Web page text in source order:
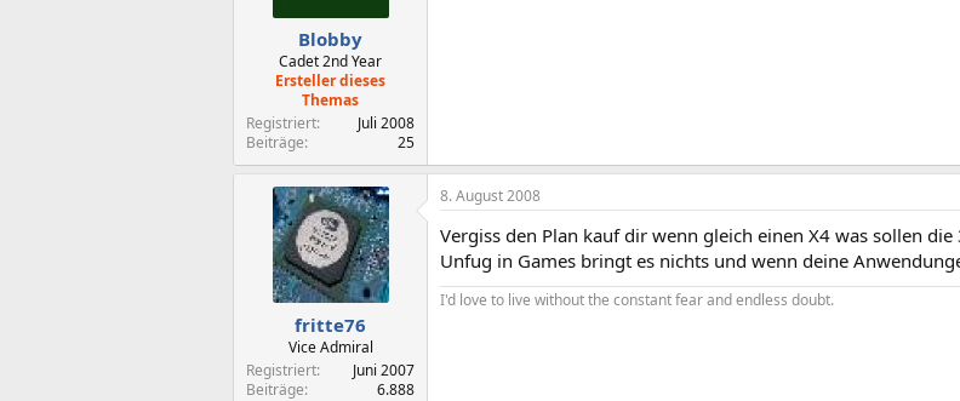
Blobby
Cadet 2nd Year
Ersteller dieses
Themas
Registriert
Juli 2008
Beiträge
25
fritte76
Vice Admiral
Registriert
Juni 2007
Beiträge
6.888
8. August 2008
Vergiss den Plan kauf dir wenn gleich einen X4 was sollen
Unfug in Games bringt es nichts und wenn deine
I'd love to live without the constant fear and endless doubt.